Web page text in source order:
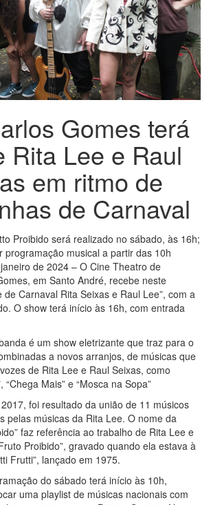
Gomes terá
Rita Lee e Raul
em ritmo de
de Carnaval
Proibido será realizado no sábado, às 16h;
programação musical a partir das 10h
de 2024 – O Cine Theatro de
em Santo André, recebe neste
de Carnaval Rita Seixas e Raul Lee”, com a
O show terá início às 16h, com entrada
é um show eletrizante que traz para o
a novos arranjos, de músicas que
de Rita Lee e Raul Seixas, como
“Chega Mais” e “Mosca na Sopa”
foi resultado da união de 11 músicos
pelas músicas da Rita Lee. O nome da
faz referência ao trabalho de Rita Lee e
Proibido”, gravado quando ela estava à
Frutti”, lançado em 1975.
do sábado terá início às 10h,
uma playlist de músicas nacionais com